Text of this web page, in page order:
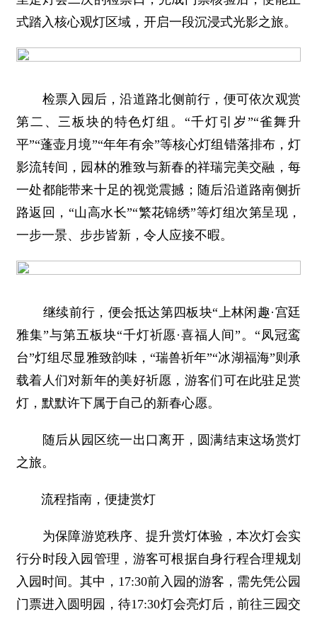
式踏入核心观灯区域，开启一段沉浸式光影之旅。
检票入园后，沿道路北侧前行，便可依次观赏
第二、三板块的特色灯组。“千灯引岁”“雀舞升
平”“蓬壶月境”“年年有余”等核心灯组错落排布，灯
影流转间，园林的雅致与新春的祥瑞完美交融，每
一处都能带来十足的视觉震撼；随后沿道路南侧折
路返回，“山高水长”“繁花锦绣”等灯组次第呈现，
一步一景、步步皆新，令人应接不暇。
继续前行，便会抵达第四板块“上林闲趣·宫廷
雅集”与第五板块“千灯祈愿·喜福人间”。“凤冠鸾
台”灯组尽显雅致韵味，“瑞兽祈年”“冰湖福海”则承
载着人们对新年的美好祈愿，游客们可在此驻足赏
灯，默默许下属于自己的新春心愿。
随后从园区统一出口离开，圆满结束这场赏灯
之旅。
流程指南，便捷赏灯
为保障游览秩序、提升赏灯体验，本次灯会实
行分时段入园管理，游客可根据自身行程合理规划
入园时间。其中，17:30前入园的游客，需先凭公园
门票进入圆明园，待17:30灯会亮灯后，前往三园交